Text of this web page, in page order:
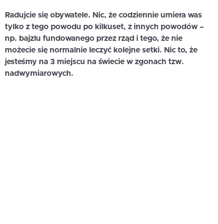
Radujcie się obywatele. Nic, że codziennie umiera was
tylko z tego powodu po kilkuset, z innych powodów –
np. bajzlu fundowanego przez rząd i tego, że nie
możecie się normalnie leczyć kolejne setki. Nic to, że
jesteśmy na 3 miejscu na świecie w zgonach tzw.
nadwymiarowych.